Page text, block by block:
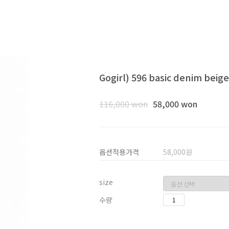
Gogirl) 596 basic denim
116,000 won 58,000 won
옵션적용가격 58,000원
size
수량